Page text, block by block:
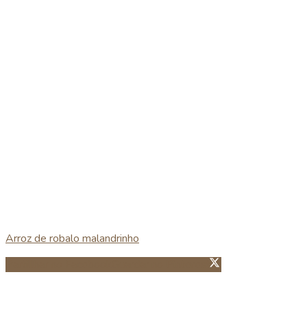
Arroz de robalo malandrinho
Guardar no Pinterest